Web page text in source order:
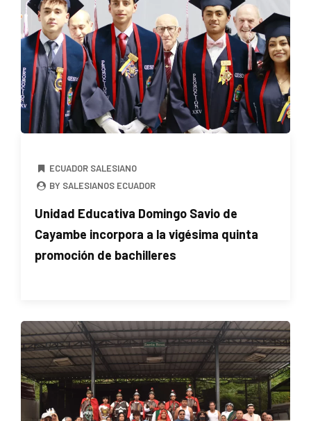
ECUADOR SALESIANO
BY SALESIANOS ECUADOR
Unidad Educativa Domingo Savio de
Cayambe incorpora a la vigésima quinta
promoción de bachilleres